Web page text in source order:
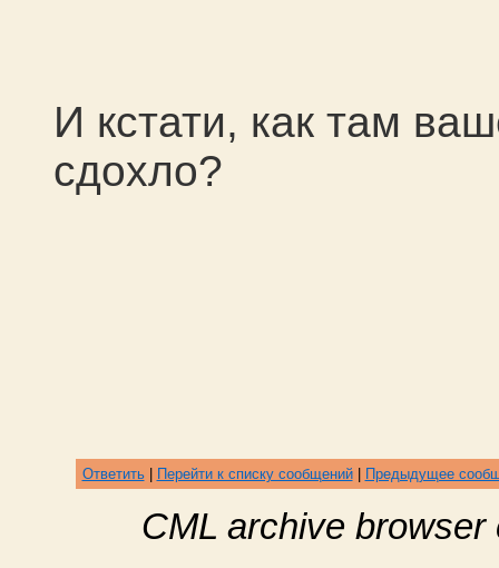
И кстати, как там
сдохло?
Ответить| Перейти к списку сообщений| Предыдущее
CML archive